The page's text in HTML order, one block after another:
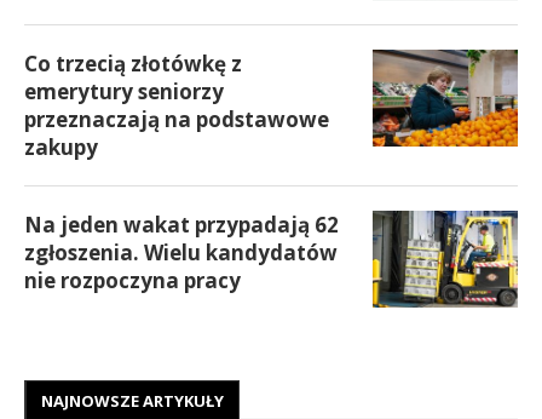
Co trzecią złotówkę z
emerytury seniorzy
przeznaczają na podstawowe
zakupy
Na jeden wakat przypadają 62
zgłoszenia. Wielu kandydatów
nie rozpoczyna pracy
NAJNOWSZE ARTYKUŁY